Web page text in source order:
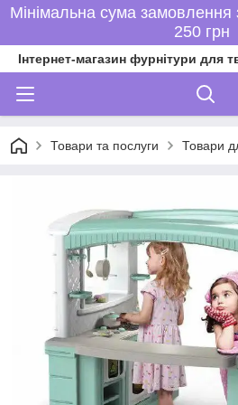
Мінімальна сума замовлення
250 грн
Інтернет-магазин фурнітури для
Товари та послуги Товари